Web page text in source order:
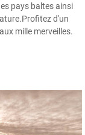
pays baltes ainsi
d'un
mille merveilles.